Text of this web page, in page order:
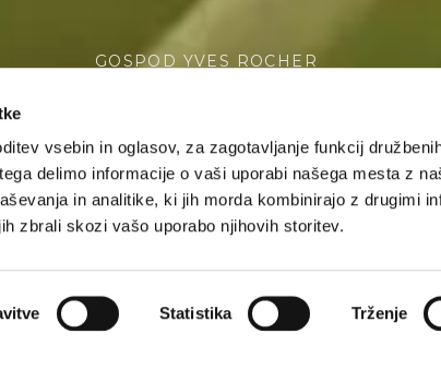
vsebin in oglasov, za zagotavljanje funkcij
delimo informacije o vaši uporabi našega mesta z
in analitike, ki jih morda kombinirajo z drugimi
zbrali skozi vašo uporabo njihovih storitev.
Statistika Trženje
GOSPOD YVES ROCHER
počnem, me
Izvedi več o tem